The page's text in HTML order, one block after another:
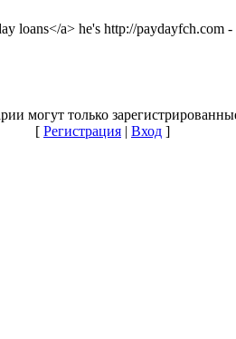
loans</a> he's http://paydayfch.com
могут только
[ Регистрация | Вход ]